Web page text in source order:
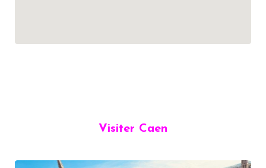
Visiter Caen